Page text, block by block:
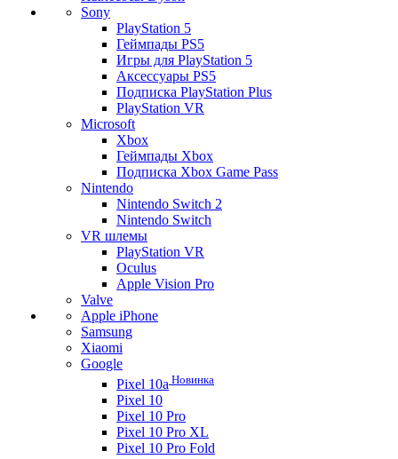
Sony
PlayStation 5
Геймпады PS5
Игры для PlayStation 5
Аксессуары PS5
Подписка PlayStation Plus
PlayStation VR
Microsoft
Xbox
Геймпады Xbox
Подписка Xbox Game Pass
Nintendo
Nintendo Switch 2
Nintendo Switch
VR шлемы
PlayStation VR
Oculus
Apple Vision Pro
Valve
Apple iPhone
Samsung
Xiaomi
Google
Pixel 10a Новинка
Pixel 10
Pixel 10 Pro
Pixel 10 Pro XL
Pixel 10 Pro Fold